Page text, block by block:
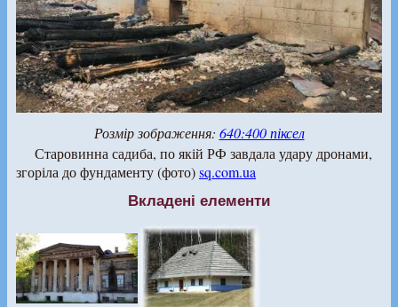
Розмір зображення: 640:400 піксел
Старовинна садиба, по якій РФ завдала удару дронами,
згоріла до фундаменту (фото)sq.com.ua
Вкладені елементи